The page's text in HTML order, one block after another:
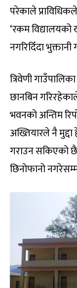
परेकाले
‘रकम
नगरिदिँदा
त्रिवेणी
छानबिन
भवनको अन्तिम
अख्तियारले नै
गराउन सकिएको
छिनोफानो